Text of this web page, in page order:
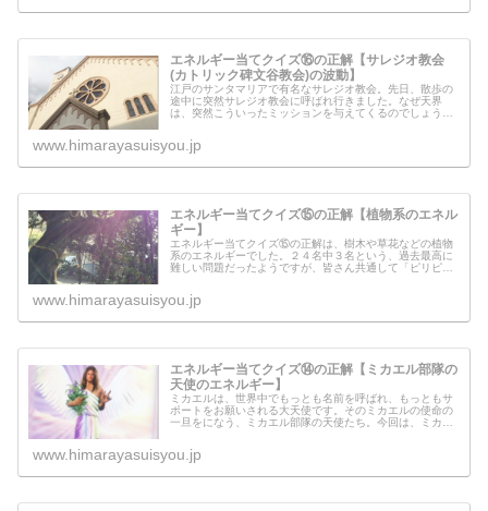
エネルギー当てクイズ⑯の正解【サレジオ教会
(カトリック碑文谷教会)の波動】
江戸のサンタマリアで有名なサレジオ教会。先日、散歩の
途中に突然サレジオ教会に呼ばれ行きました。なぜ天界
は、突然こういったミッションを与えてくるのでしょう
www.himarayasuisyou.jp
エネルギー当てクイズ⑮の正解【植物系のエネル
ギー】
エネルギー当てクイズ⑮の正解は、樹木や草花などの植物
系のエネルギーでした。２４名中３名という、過去最高に
難しい問題だったようですが、皆さん共通して「ピリピリ
www.himarayasuisyou.jp
エネルギー当てクイズ⑭の正解【ミカエル部隊の
天使のエネルギー】
ミカエルは、世界中でもっとも名前を呼ばれ、もっともサ
ポートをお願いされる大天使です。そのミカエルの使命の
一旦をになう、ミカエル部隊の天使たち。今回は、ミカエ
www.himarayasuisyou.jp